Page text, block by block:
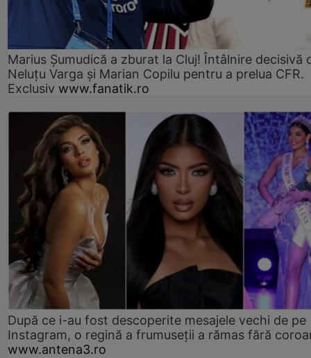
Marius Şumudică a zburat la Cluj! Întâlnire decisivă
Neluţu Varga şi Marian Copilu pentru a prelua CFR.
Exclusiv www.fanatik.ro
După ce i-au fost descoperite mesajele vechi de pe
Instagram, o regină a frumuseții a rămas fără
www.antena3.ro